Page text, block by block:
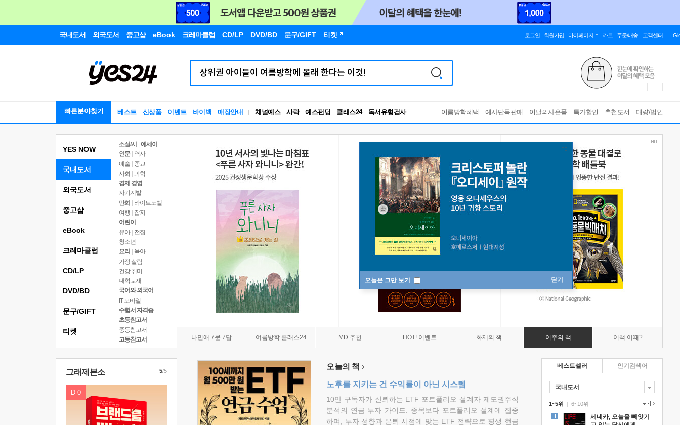
국내도서 외국도서 중고샵 eBook 크레마클럽 CD/LP DVD/BD 문구/GIFT 티켓 로그인 회원가입 마이페이지 카트 주문/배송 고객센터
빠른분야찾기 베스트 신상품 이벤트 바이백 매장안내 채널예스 사락 예스펀딩 클래스24 RBTI Lab
독서유형검사
여름방학혜택 예사단독판매 이달의사은품 특가할인 추천도서 대량/법인
오늘은 그만 보기 닫기
YES NOW
국내도서
소설/시
에세이
인문
역사
예술 | 종교
사회 | 과학
경제 경영
자기계발
만화 | 라이트노벨
여행
잡지
어린이
유아 | 전집
청소년
요리
육아
가정 살림
건강 취미
대학교재
국어와 외국어
IT 모바일
수험서 자격증
초등참고서
중등참고서
고등참고서
나민애 7문 7답 여름방학 클래스24 MD 추천 HOT! 이벤트 화제의 책 이주의 책 이책 어때?
외국도서
중고샵
eBook
크레마클럽
CD/LP
DVD/BD
문구/GIFT
티켓
그래제본소
D-0
5/5 오늘의 책
노후를 지키는 건 수익률이 아닌 시스템
10만 구독자가 신뢰하는 ETF 포트폴리오 설계자 제도권주식
분석의 연금 투자 가이드. 종목보다 포트폴리오 설계에 집중
하며, 투자 성향과 은퇴 시점에 맞는 ETF 전략으로 평생 현금
베스트셀러
국내도서
1~5위 |
세네카, 오늘을 빼앗기
6~10위
인기검색어